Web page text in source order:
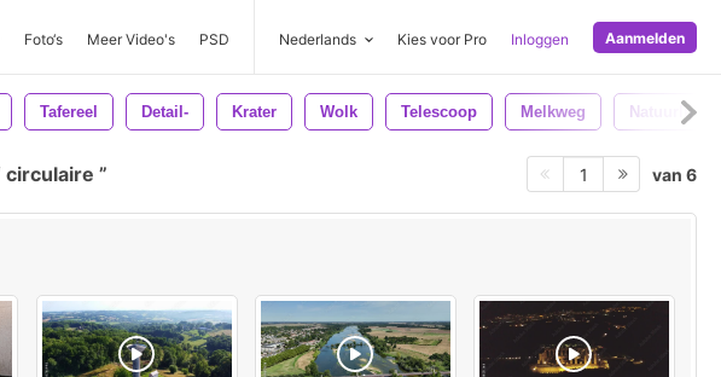
Foto‘s Meer Video's PSD Nederlands Kies voor Pro Inloggen Aanmelden
Tafereel Detail- Krater Wolk Telescoop Melkweg Natuurlijk
circulaire 1 van 6